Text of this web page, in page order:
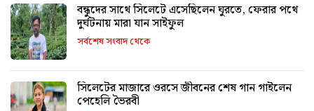
বন্ধুদের সাথে সিলেটে এসেছিলেন ঘুরতে, ফেরার পথে
দুর্ঘটনায় মারা যান সাইফুল
সর্বশেষ সংবাদ থেকে
সিলেটের মাজারে ওরসে জীবনের শেষ গান গাইলেন
পেহেলি ভৈরবী